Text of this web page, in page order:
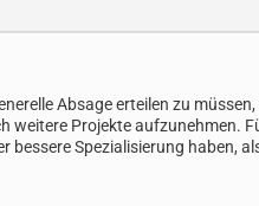
Absage erteilen zu
weitere Projekte aufzunehmen.
bessere Spezialisierung haben,